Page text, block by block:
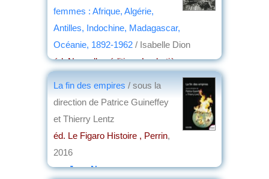
femmes : Afrique, Algérie,
Antilles, Indochine, Madagascar,
Océanie, 1892-1962 / Isabelle Dion
éd. Nouvelles éditions Loubatières ,
, 2016
La fin des empires / sous la
direction de Patrice Guineffey
et Thierry Lentz
éd. Le Figaro Histoire , Perrin,
2016
parJean Nemo